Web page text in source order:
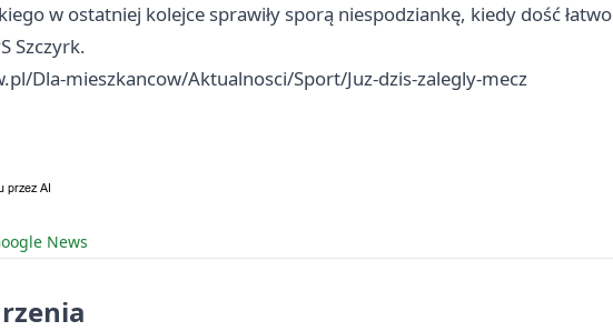
w ostatniej kolejce sprawiły sporą niespodziankę, kiedy dość łatwo
Szczyrk.
Dla-mieszkancow/Aktualnosci/Sport/Juz-dzis-zalegly-mecz
News